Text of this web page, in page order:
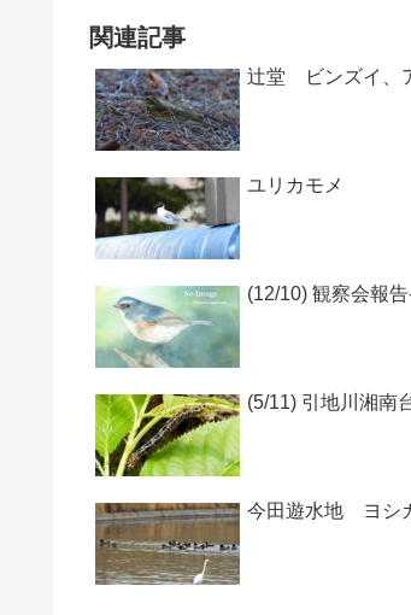
関連記事
辻堂 ビンズイ、
ユリカモメ
(12/10) 観察会報
(5/11) 引地川湘南
今田遊水地 ヨシ